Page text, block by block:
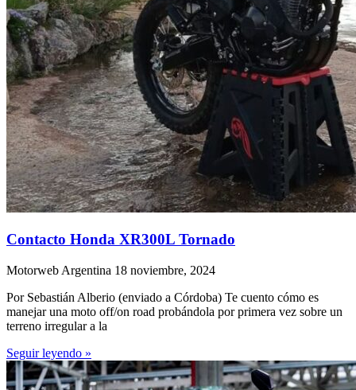
Contacto Honda XR300L Tornado
Motorweb Argentina 18 noviembre, 2024
Por Sebastián Alberio (enviado a Córdoba) Te cuento cómo es
manejar una moto off/on road probándola por primera vez sobre un
terreno irregular a la
Seguir leyendo »